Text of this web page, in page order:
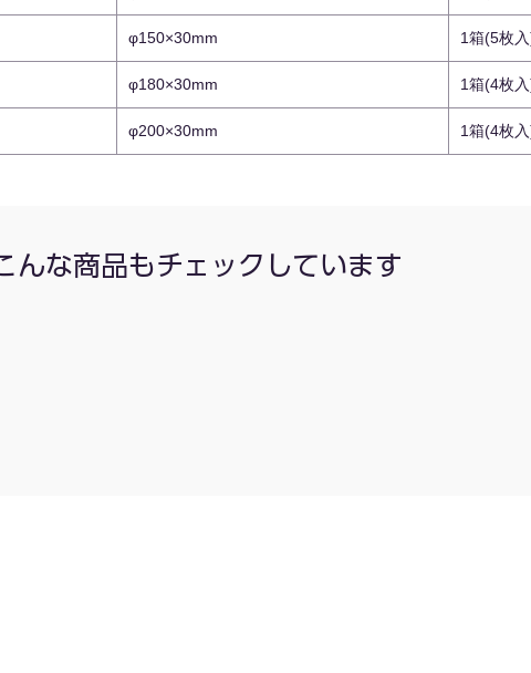
φ150×30mm 1箱(5枚
φ180×30mm 1箱(4枚
φ200×30mm 1箱(4枚
んな商品もチェックしています